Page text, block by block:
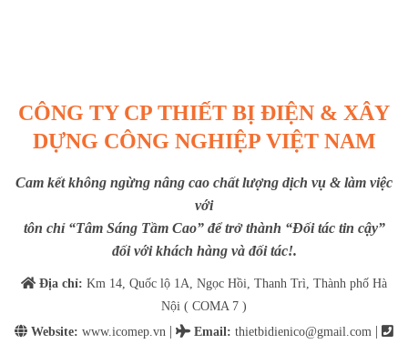
CÔNG TY CP THIẾT BỊ ĐIỆN & XÂY
DỰNG CÔNG NGHIỆP VIỆT NAM
Cam kết không ngừng nâng cao chất lượng dịch vụ & làm việc
với
tôn chỉ “Tâm Sáng Tầm Cao” để trở thành “Đối tác tin cậy”
đối với khách hàng và đối tác!.
Địa chỉ: Km 14, Quốc lộ 1A, Ngọc Hồi, Thanh Trì, Thành phố Hà
Nội ( COMA 7 )
Website: www.icomep.vn | Email: thietbidienico@gmail.com |